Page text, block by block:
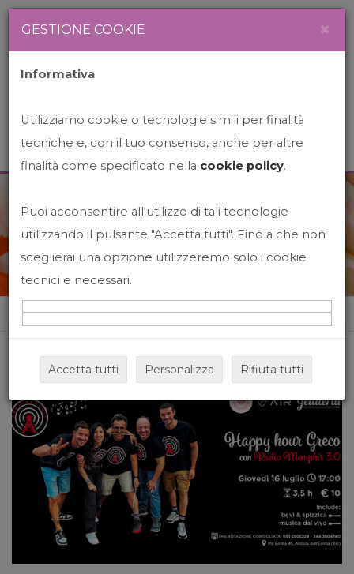
News&Events
Home News&events
GESTIONE COOKIE ×
Informativa
Utilizziamo cookie o tecnologie simili per finalità
tecniche e, con il tuo consenso, anche per altre
finalità come specificato nella cookie policy.
Puoi acconsentire all'utilizzo di tali tecnologie
utilizzando il pulsante "Accetta tutti". Fino a che non
sceglierai una opzione utilizzeremo solo i cookie
tecnici e necessari.
Accetta tutti Personalizza Rifiuta tutti